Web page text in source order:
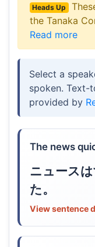
Heads Up
the Tanaka
Read more
Select a
spoken. Text-
provided by
The news
ニュース
た。
View sentence